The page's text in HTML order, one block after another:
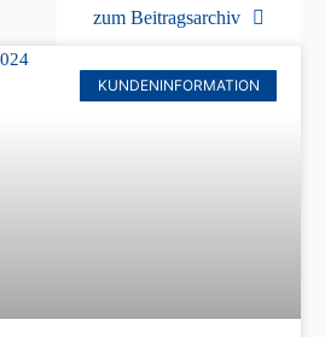
zum Beitragsarchiv
KUNDENINFORMATION